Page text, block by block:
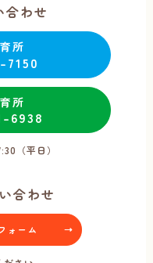
合わせ
所
所
6938
（平日）
合わせ
ォーム